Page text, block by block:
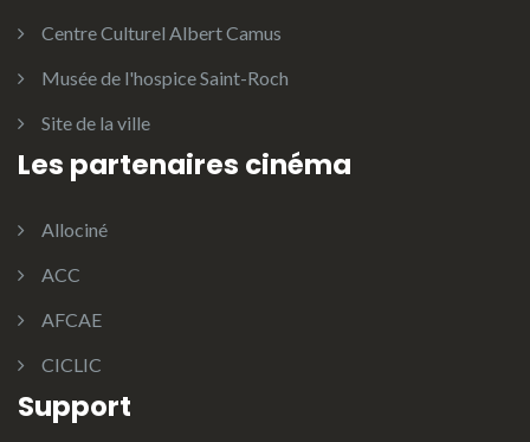
Centre Culturel Albert Camus
Musée de l'hospice Saint-Roch
Site de la ville
Les partenaires cinéma
Allociné
ACC
AFCAE
CICLIC
Support